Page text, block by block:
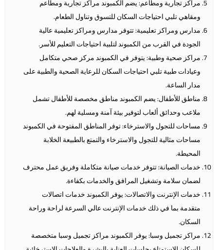
مراكز تجارية ومطاعم: يضم الكمبوند مراكز تجارية ومطاعم
ومقاهي تلبي احتياجات السكان للتسوق وتناول الطعام.
مدارس ومراكز تعليمية: تتوفر مدارس ومراكز تعليمية عالية
الجودة في القرب من الكمبوند لتلبية احتياجات التعليم للأسر.
مراكز صحية وطبية: يتوفر في الكمبوند مركز صحي متكامل
وعيادات طبية تلبي احتياجات السكان للرعاية الصحية والطبية على
مدار الساعة.
مناطق للأطفال: يضم الكمبوند مناطق مخصصة للأطفال تشمل
ملاعب وحدائق ألعاب لتوفير بيئة آمنة ومسلية لهم.
مساحات للتجول والاسترخاء: توفر المناطق المفتوحة في الكمبوند
مساحات مثالية للتجول والاسترخاء والتمتع بالطبيعة الخلابة
المحيطة.
خدمات الصيانة: تتوفر خدمات صيانة متكاملة وفريق عمل محترف
لضمان سلامة وتشغيل المرافق والخدمات بكفاءة.
خدمات الإنترنت والاتصالات: يوفر الكمبوند خدمات اتصالات
متقدمة بما في ذلك خدمات الإنترنت عالي السرعة لراحة وراحة
السكان.
مراكز تجميل وسبا: يوفر الكمبوند مراكز تجميل وسبا متخصصة